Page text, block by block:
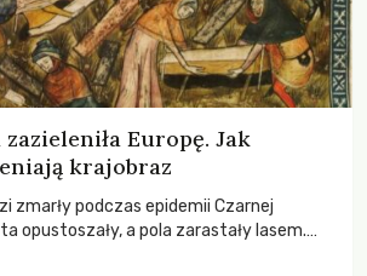
Europę. Jak
krajobraz
zmarły podczas epidemii Czarnej
opustoszały, a pola zarastały lasem.